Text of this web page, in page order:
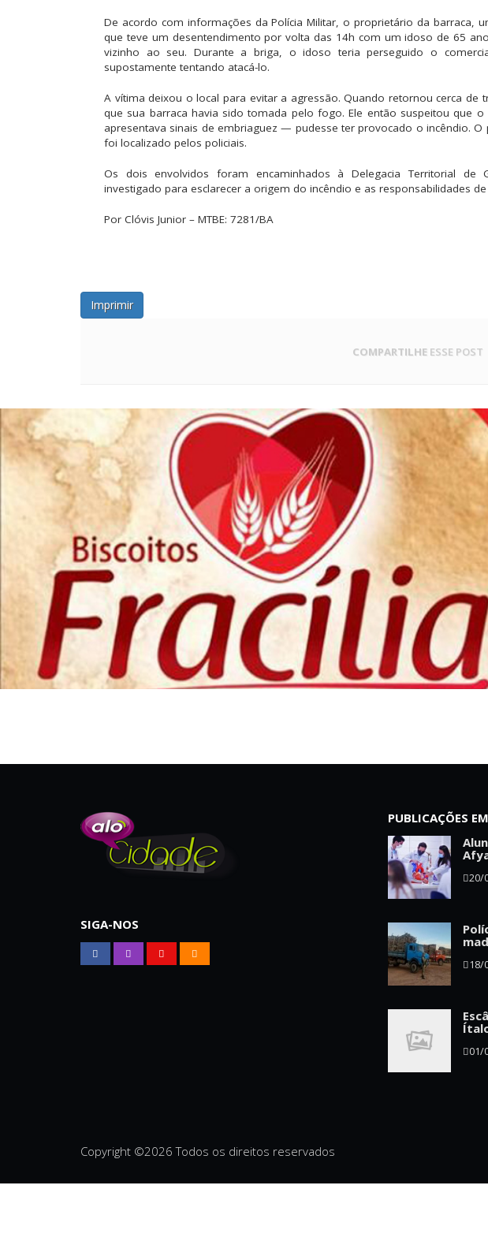
De acordo com informações da Polícia Militar, o proprietário da barraca,
que teve um desentendimento por volta das 14h com um idoso de 65
vizinho ao seu. Durante a briga, o idoso teria perseguido o
supostamente tentando atacá-lo.
A vítima deixou o local para evitar a agressão. Quando retornou cerca de
que sua barraca havia sido tomada pelo fogo. Ele então suspeitou que
apresentava sinais de embriaguez — pudesse ter provocado o incêndio.
foi localizado pelos policiais.
Os dois envolvidos foram encaminhados à Delegacia Territorial de
investigado para esclarecer a origem do incêndio e as responsabilidades
Por Clóvis Junior – MTBE: 7281/BA
Imprimir
COMPARTILHE ESSE POST
SIGA-NOS
PUBLICAÇÕES
20/
18/
01/
Copyright ©2026 Todos os direitos reservados